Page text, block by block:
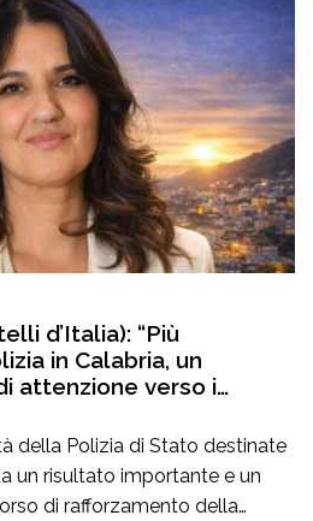
non solo alla sua proprietà
alla nostra professione.In
per la collega, certi di
d’Italia): “Più
in Calabria, un
attenzione verso i
della Polizia di Stato destinate
un risultato importante e un
di rafforzamento della